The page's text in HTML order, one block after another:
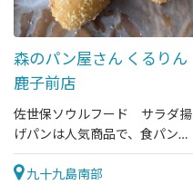
森のパン屋さん くるりん
鹿子前店
佐世保ソウルフード サラダ揚
げパンは人気商品で、食パンや
天然酵母、調理パンなど種類も
豊富です。
九十九島南部